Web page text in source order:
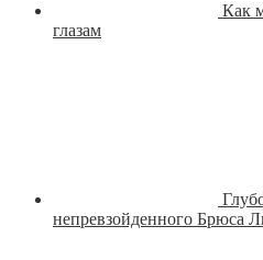
Как
глазам
непревзойденного Брюса